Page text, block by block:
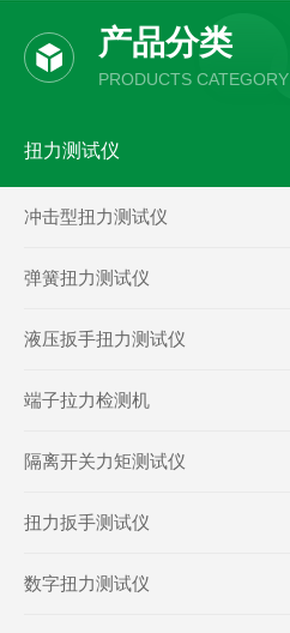
产品分类
PRODUCTS CATEGORY
扭力测试仪
冲击型扭力测试仪
弹簧扭力测试仪
液压扳手扭力测试仪
端子拉力检测机
隔离开关力矩测试仪
扭力扳手测试仪
数字扭力测试仪